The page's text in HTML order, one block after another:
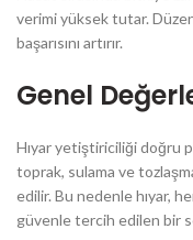
verimi yüksek tutar.
başarısını artırır.
Genel
Hıyar yetiştiriciliği doğru
toprak, sulama ve
edilir. Bu nedenle hıyar,
güvenle tercih edilen bir